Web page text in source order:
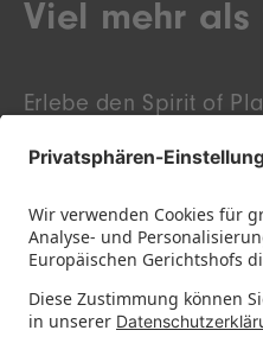
Viel mehr als
Erlebe den Spirit of
Spielwaren­branche.
zu kommenden
Entdecke innovative